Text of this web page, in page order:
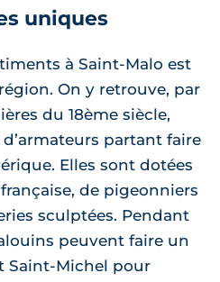
uniques
à Saint-Malo est
On y retrouve, par
du 18ème siècle,
partant faire
Elles sont dotées
de pigeonniers
sculptées. Pendant
peuvent faire un
Saint-Michel pour